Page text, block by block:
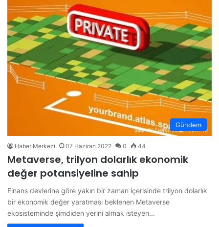
Gündem
Haber Merkezi 07 Haziran 2022 0 44
Metaverse, trilyon dolarlık ekonomik
değer potansiyeline sahip
Finans devlerine göre yakın bir zaman içerisinde trilyon dolarlık
bir ekonomik değer yaratması beklenen Metaverse
ekosisteminde şimdiden yerini almak isteyen…